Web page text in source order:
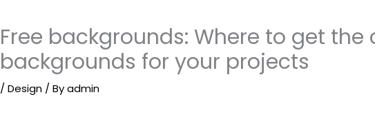
Free backgrounds: Where to get the
backgrounds for your projects
/Design / Byadmin